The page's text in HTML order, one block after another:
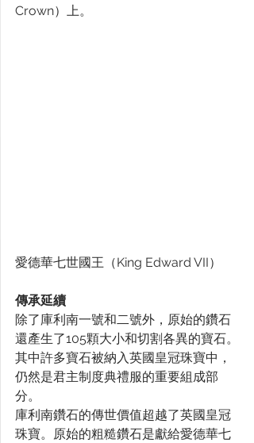
Crown）上。
愛德華七世國王（King Edward VII）
傳承延續
除了庫利南一號和二號外，原始的鑽石
還產生了105顆大小和切割各異的寶石。
其中許多寶石被納入英國皇冠珠寶中，
仍然是君主制度典禮服的重要組成部
分。
庫利南鑽石的傳世價值超越了英國皇冠
珠寶。原始的粗糙鑽石是獻給愛德華七